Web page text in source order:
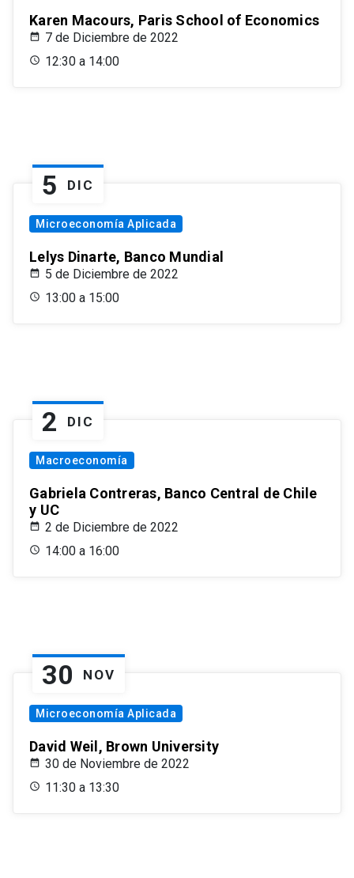
Karen Macours, Paris School of Economics
7 de Diciembre de 2022
12:30 a 14:00
5 DIC
Microeconomía Aplicada
Lelys Dinarte, Banco Mundial
5 de Diciembre de 2022
13:00 a 15:00
2 DIC
Macroeconomía
Gabriela Contreras, Banco Central de Chile
y UC
2 de Diciembre de 2022
14:00 a 16:00
30 NOV
Microeconomía Aplicada
David Weil, Brown University
30 de Noviembre de 2022
11:30 a 13:30